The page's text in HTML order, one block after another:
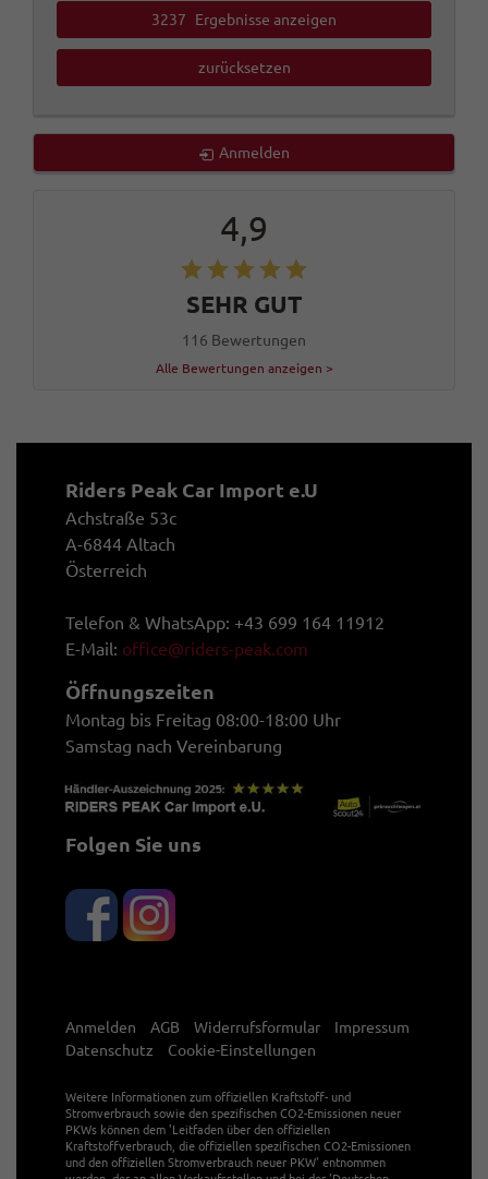
3237 Ergebnisse anzeigen
zurücksetzen
Anmelden
4,9
SEHR GUT
116 Bewertungen
Alle Bewertungen anzeigen >
Riders Peak Car Import e.U
Achstraße 53c
A-6844 Altach
Österreich
Telefon & WhatsApp: +43 699 164 11912
E-Mail: office@riders-peak.com
Öffnungszeiten
Montag bis Freitag 08:00-18:00 Uhr
Samstag nach Vereinbarung
Folgen Sie uns
Anmelden AGB Widerrufsformular
Impressum
Datenschutz
Cookie-Einstellungen
Weitere Informationen zum offiziellen Kraftstoff- und
Stromverbrauch sowie den spezifischen CO2-Emissionen neuer
PKWs können dem 'Leitfaden über den offiziellen
Kraftstoffverbrauch, die offiziellen spezifischen CO2-Emissionen
und den offiziellen Stromverbrauch neuer PKW' entnommen